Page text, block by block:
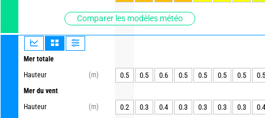
Comparer les modèles météo
Mer totale
Hauteur
(m)
Mer du vent
Hauteur
(m)
0.5 0.5 0.6 0.5 0.5 0.5 0.5 0.5
0.2 0.3 0.4 0.3 0.3 0.3 0.3 0.4